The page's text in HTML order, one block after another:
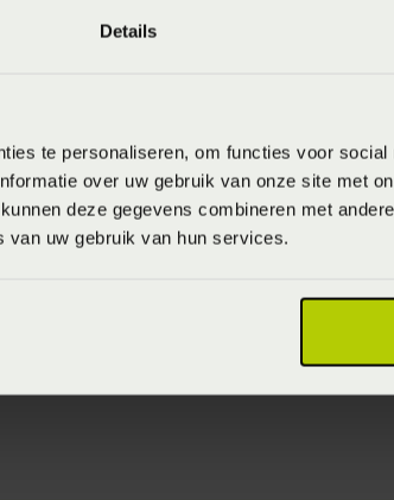
Details
te personaliseren, om functies voor social
over uw gebruik van onze site met
deze gegevens combineren met
uw gebruik van hun services.
Instelbare